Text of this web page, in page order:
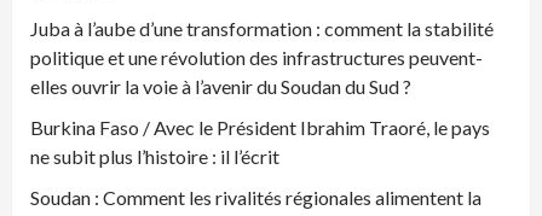
Juba à l’aube d’une transformation : comment la stabilité
politique et une révolution des infrastructures peuvent-
elles ouvrir la voie à l’avenir du Soudan du Sud ?
Burkina Faso / Avec le Président Ibrahim Traoré, le pays
ne subit plus l’histoire : il l’écrit
Soudan : Comment les rivalités régionales alimentent la